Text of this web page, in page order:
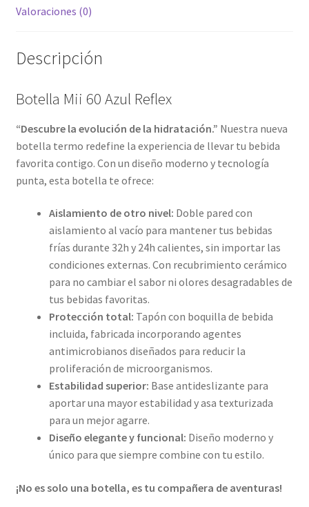
Valoraciones (0)
Descripción
Botella Mii 60 Azul Reflex
“Descubre la evolución de la hidratación.” Nuestra nueva
botella termo redefine la experiencia de llevar tu bebida
favorita contigo. Con un diseño moderno y tecnología
punta, esta botella te ofrece:
Aislamiento de otro nivel: Doble pared con
aislamiento al vacío para mantener tus bebidas
frías durante 32h y 24h calientes, sin importar las
condiciones externas. Con recubrimiento cerámico
para no cambiar el sabor ni olores desagradables de
tus bebidas favoritas.
Protección total: Tapón con boquilla de bebida
incluida, fabricada incorporando agentes
antimicrobianos diseñados para reducir la
proliferación de microorganismos.
Estabilidad superior: Base antideslizante para
aportar una mayor estabilidad y asa texturizada
para un mejor agarre.
Diseño elegante y funcional: Diseño moderno y
único para que siempre combine con tu estilo.
¡No es solo una botella, es tu compañera de aventuras!